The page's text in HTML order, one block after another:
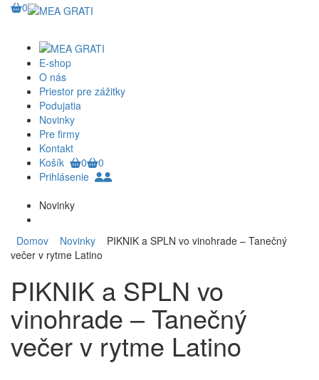
0
E-shop
O nás
Priestor pre zážitky
Podujatia
Novinky
Pre firmy
Kontakt
Košík
0
0
Prihlásenie
Novinky
Domov Novinky
PIKNIK a SPLN vo vinohrade – Tanečný
večer v rytme Latino
PIKNIK a SPLN vo
vinohrade – Tanečný
večer v rytme Latino